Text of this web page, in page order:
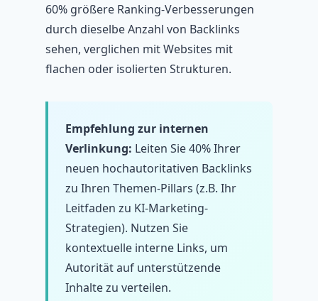
60% größere Ranking-Verbesserungen
durch dieselbe Anzahl von Backlinks
sehen, verglichen mit Websites mit
flachen oder isolierten Strukturen.
Empfehlung zur internen
Verlinkung: Leiten Sie 40% Ihrer
neuen hochautoritativen Backlinks
zu Ihren Themen-Pillars (z.B. Ihr
Leitfaden zu KI-Marketing-
Strategien). Nutzen Sie
kontextuelle interne Links, um
Autorität auf unterstützende
Inhalte zu verteilen.